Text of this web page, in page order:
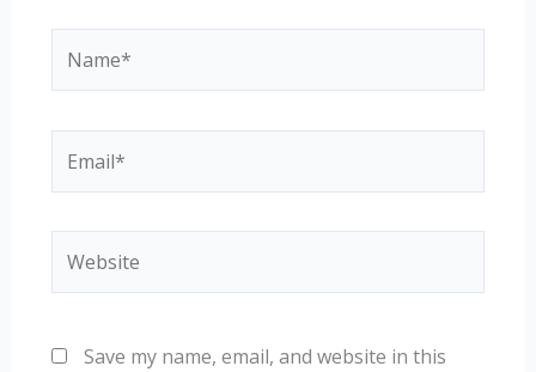
Save my name, email, and website in this